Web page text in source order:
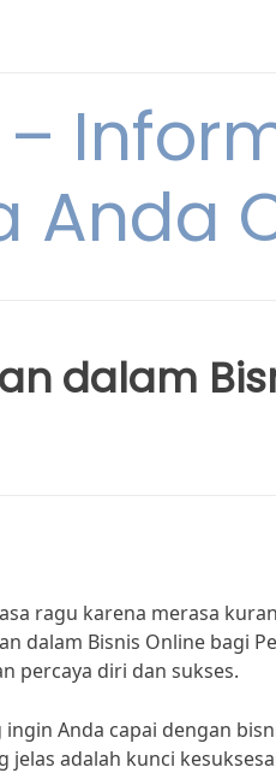
–
Anda
dalam
ragu karena merasa
dalam Bisnis Online bagi
percaya diri dan sukses.
Anda capai dengan
adalah kunci